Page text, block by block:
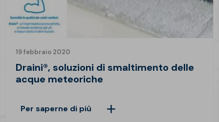
19 febbraio 2020
Draini®, soluzioni di smaltimento delle
acque meteoriche
Per saperne di più